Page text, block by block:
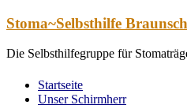
Zum
springen
Stoma~Selbsthilfe
Die Selbsthilfegruppe für
Startseite
Unser Schirmherr